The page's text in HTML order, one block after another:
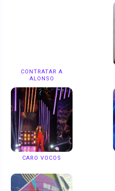
CONTRATAR A
ALONSO
CARO VOCOS